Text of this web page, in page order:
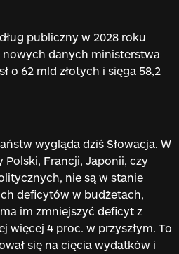
publiczny w 2028 roku
nowych danych ministerstwa
o 62 mld złotych i sięga 58,2
wygląda dziś Słowacja. W
Francji, Japonii, czy
nie są w stanie
deficytów w budżetach,
im zmniejszyć deficyt z
więcej 4 proc. w przyszłym. To
się na cięcia wydatków i